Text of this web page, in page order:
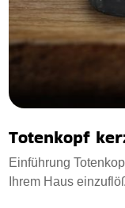
Totenkopf
Einführung
Ihrem Haus